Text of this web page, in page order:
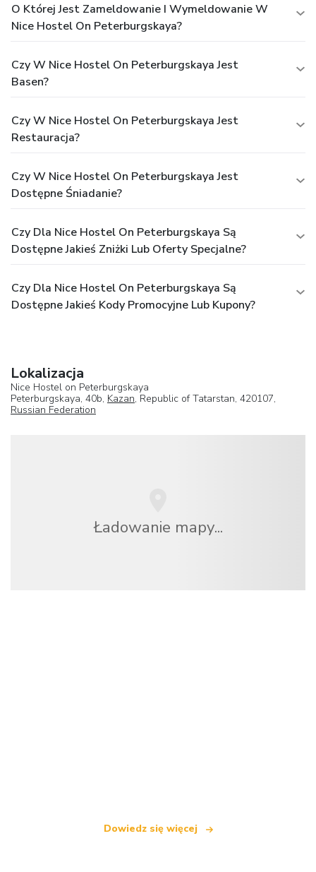
O Której Jest Zameldowanie I Wymeldowanie W
Nice Hostel On Peterburgskaya?
Czy W Nice Hostel On Peterburgskaya Jest
Basen?
Czy W Nice Hostel On Peterburgskaya Jest
Restauracja?
Czy W Nice Hostel On Peterburgskaya Jest
Dostępne Śniadanie?
Czy Dla Nice Hostel On Peterburgskaya Są
Dostępne Jakieś Zniżki Lub Oferty Specjalne?
Czy Dla Nice Hostel On Peterburgskaya Są
Dostępne Jakieś Kody Promocyjne Lub Kupony?
Lokalizacja
Nice Hostel on Peterburgskaya
Peterburgskaya, 40b, Kazan, Republic of Tatarstan, 420107,
Russian Federation
Ładowanie mapy...
Dowiedz się więcej